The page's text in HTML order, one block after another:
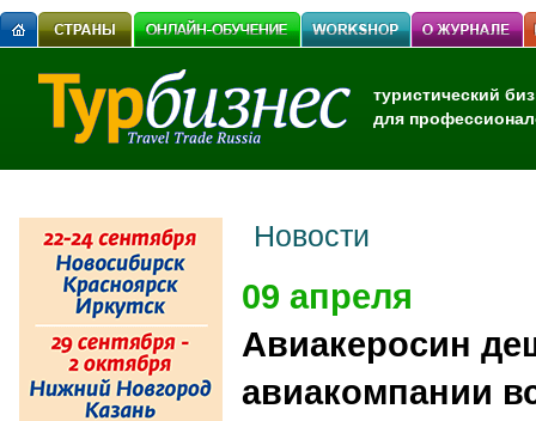
туристический
для
Новости
09 апреля
Авиакеросин
авиакомпании